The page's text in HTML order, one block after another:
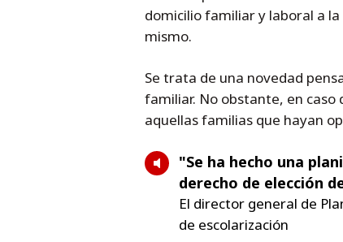
domicilio familiar y laboral a
mismo.
Se trata de una novedad
familiar. No obstante, en
aquellas familias que hayan
"Se ha hecho una
derecho de elección
El director general de
de escolarización